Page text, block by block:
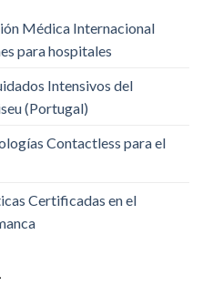
Médica Internacional
para hospitales
Intensivos del
(Portugal)
Contactless para el
Certificadas en el